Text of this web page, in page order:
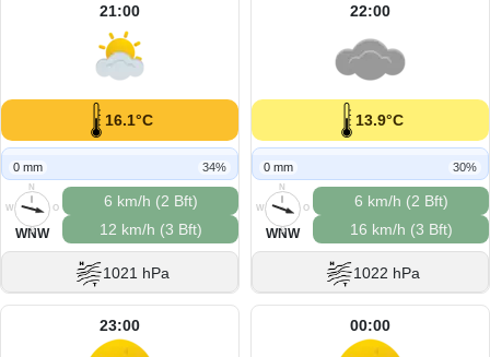
21:00
16.1°C
0 mm 34%
N
O
S
W
WNW
6 km/h (2 Bft)
12 km/h (3 Bft)
1021 hPa
22:00
13.9°C
0 mm 30%
N
O
S
W
WNW
6 km/h (2 Bft)
16 km/h (3 Bft)
1022 hPa
23:00 00:00